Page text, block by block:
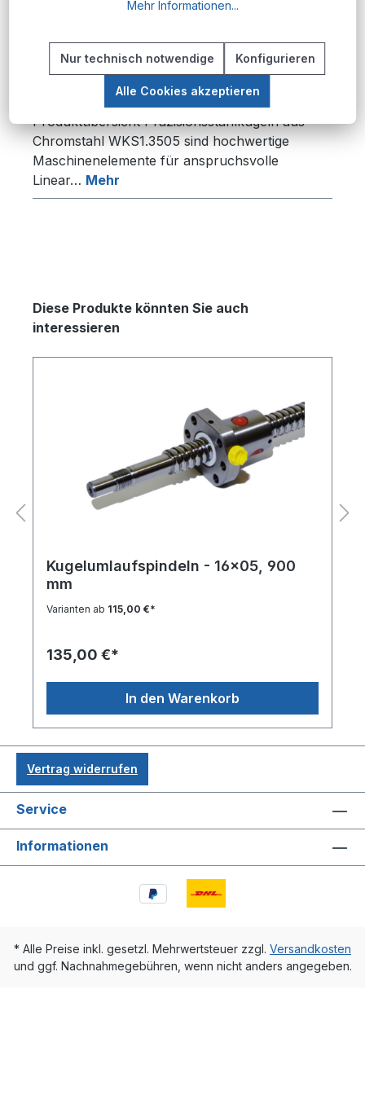
Beschreibung
Produktübersicht Präzisionsstahlkugeln aus
Chromstahl WKS1.3505 sind hochwertige
Maschinenelemente für anspruchsvolle
Linear… Mehr
Produktgalerie überspringen
Diese Produkte könnten Sie auch
interessieren
Kugelumlaufspindeln - 16x05, 900
mm
Varianten ab 115,00 €*
135,00 €*
In den Warenkorb
Vertrag widerrufen
Service
Informationen
* Alle Preise inkl. gesetzl. Mehrwertsteuer zzgl. Versandkosten
und ggf. Nachnahmegebühren, wenn nicht anders angegeben.
Mehr Informationen...
Nur technisch notwendige Konfigurieren
Alle Cookies akzeptieren